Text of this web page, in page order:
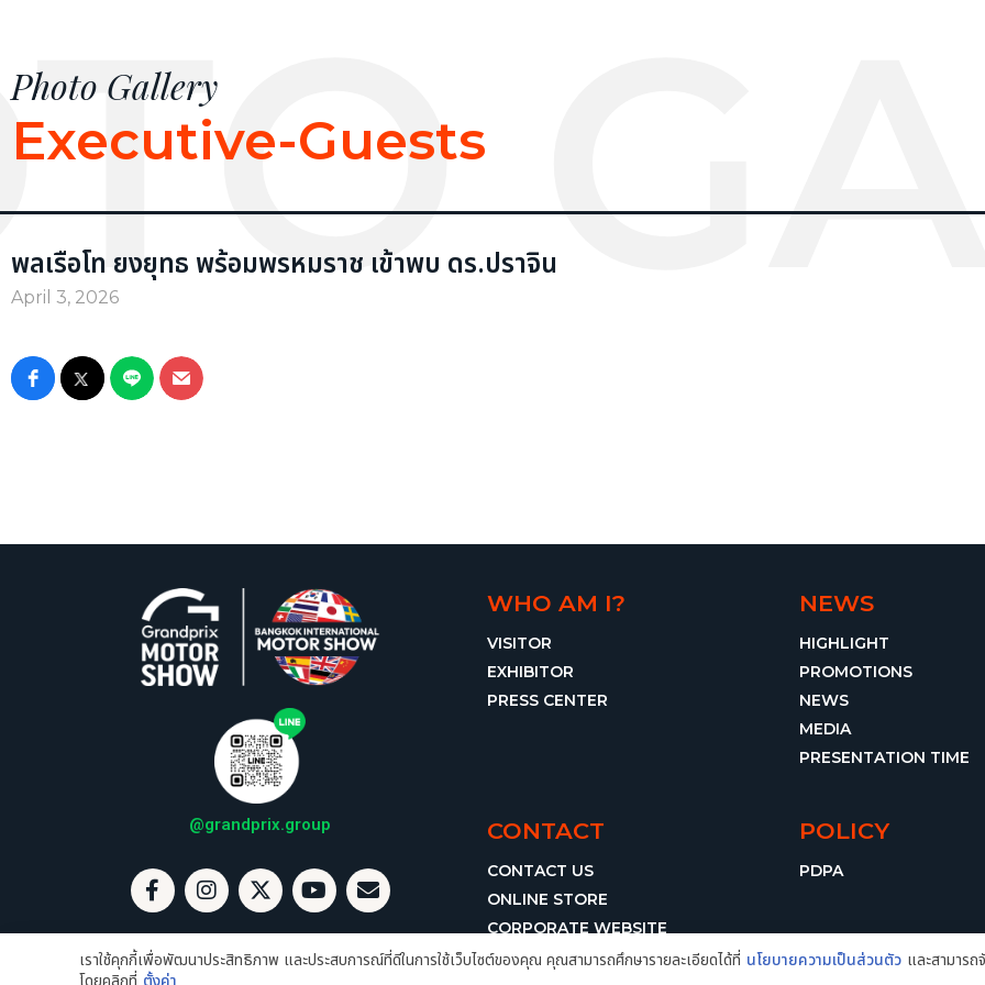
Photo Gallery
Executive-Guests
พลเรือโท ยงยุทธ พร้อมพรหมราช เข้าพบ ดร.ปราจิน
April 3, 2026
@grandprix.group
F
a
c
e
b
I
n
s
t
a
X
-
t
w
i
Y
o
u
t
u
E
n
v
e
l
WHO AM I?
VISITOR
EXHIBITOR
PRESS CENTER
NEWS
HIGHLIGHT
PROMOTIONS
NEWS
MEDIA
PRESENTATION TIME
CONTACT
CONTACT US
ONLINE STORE
CORPORATE WEBSITE
POLICY
PDPA
เราใช้คุกกี้เพื่อพัฒนาประสิทธิภาพ และประสบการณ์ที่ดีในการใช้เว็บไซต์ของคุณ คุณสามารถศึกษารายละเอียดได้ที่ นโยบายความเป็นส่วนตัว และสามาร